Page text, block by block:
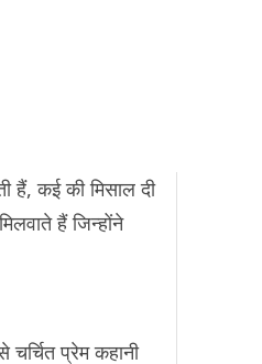
हैं, कई की मिसाल दी
हैं जिन्होंने
प्रेम कहानी